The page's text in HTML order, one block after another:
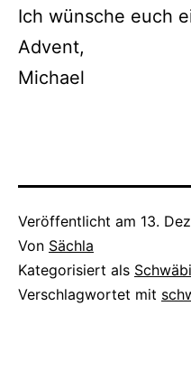
Ich wünsche euch
Advent,
Michael
Veröffentlicht am 13.
Von Sächla
Kategorisiert als
Verschlagwortet mit